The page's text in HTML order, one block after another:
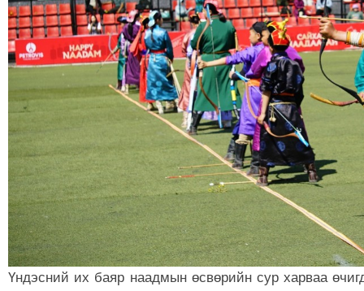
Үндэсний их баяр наадмын өсвөрийн сур харваа